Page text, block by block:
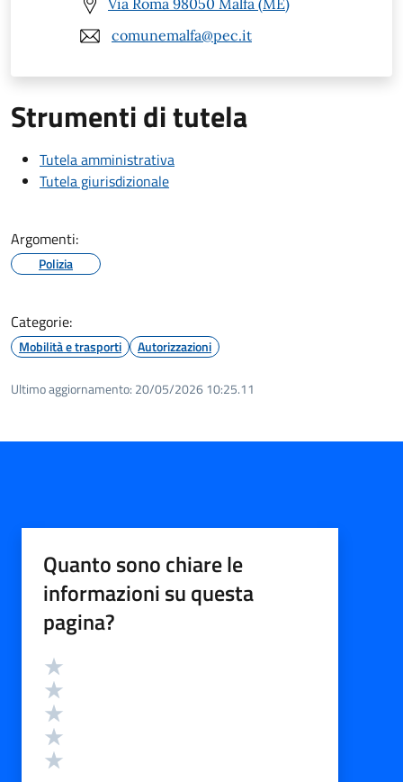
Via Roma 98050 Malfa (ME)
comunemalfa@pec.it
Strumenti di tutela
Tutela amministrativa
Tutela giurisdizionale
Argomenti:
Polizia
Categorie:
Mobilità e trasporti Autorizzazioni
Ultimo aggiornamento: 20/05/2026 10:25.11
Quanto sono chiare le
informazioni su questa
pagina?
Valutazione